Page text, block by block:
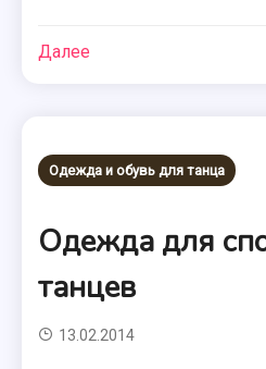
Далее
Одежда и обувь для танца
Одежда для
танцев
13.02.2014